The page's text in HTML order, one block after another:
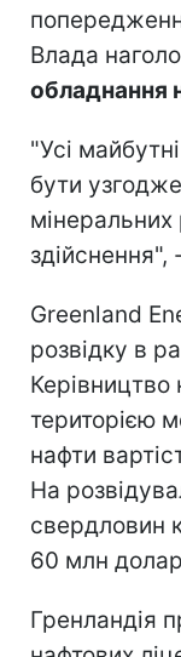
Влада
обладнання
"Усі
бути
мінеральних
здійснення",
Greenland
розвідку в
Керівництво
територією
нафти
На
свердловин
60 млн
Гренландія